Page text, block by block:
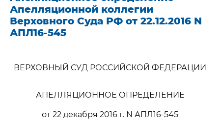
Апелляционной коллегии
Верховного Суда РФ от 22.12.2016 N
АПЛ16-545
ВЕРХОВНЫЙ СУД РОССИЙСКОЙ ФЕДЕРАЦИИ
АПЕЛЛЯЦИОННОЕ ОПРЕДЕЛЕНИЕ
от 22 декабря 2016 г. N АПЛ16-545